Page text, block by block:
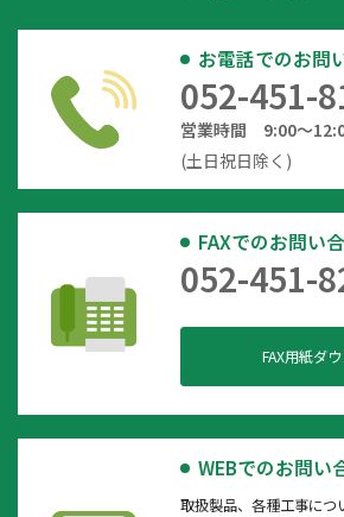
お電話でのお問
052-451-
営業時間 9:00～
(土日祝日除く)
FAXでのお問い
052-451-
FAX用紙ダ
WEBでのお問い
取扱製品、各種工事につ